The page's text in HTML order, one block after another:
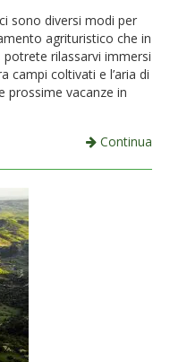
sono diversi modi per
agrituristico che in
rilassarvi immersi
campi coltivati e l’aria di
prossime vacanze in
Continua